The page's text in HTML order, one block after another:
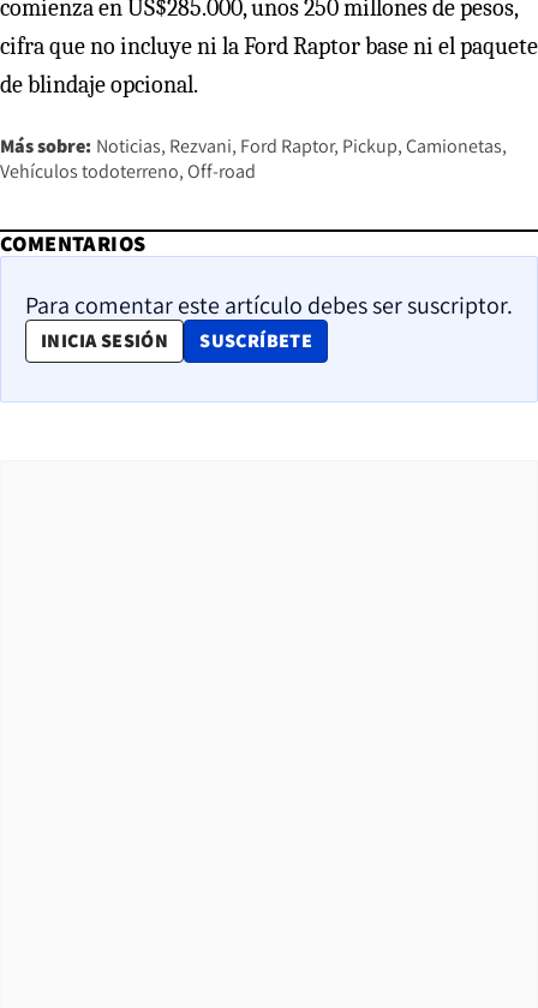
comienza en US$285.000, unos 250 millones de pesos,
cifra que no incluye ni la Ford Raptor base ni el paquete
de blindaje opcional.
Más sobre: Noticias Rezvani Ford Raptor Pickup Camionetas
Vehículos todoterreno Off-road
COMENTARIOS
Para comentar este artículo debes ser suscriptor.
INICIA SESIÓN SUSCRÍBETE
OPENS IN NEW WINDOW